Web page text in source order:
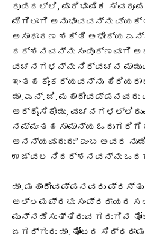
ರೂಪದಲ್ಲಿ, ಪಾರಿಭಾಷಿಕ
ಮಿಗಿಲಾಗಿ ಅನುಭಾವವನ್ನು
ಅಸಾಧಾರಣ ಶಕ್ತಿ ಅಭೇದ್ಯ
ದರ್ಶನವನ್ನು ಸಂಪೂರ್ಣವಾಗಿ
ವಚನಗಳನ್ನು ನಿರ್ವಚನ ಮಾಡುವ
ಇಂತಹ ಕೈಂಕರ್ಯವನ್ನು
ಡಾ. ಎನ್. ಜಿ.
ಅರ್ಥೈಸಿಕೊಂಡು,
ನಮ್ಮಂತಹ ಸಾಮಾನ್ಯ
ಅನನ್ಯವಾದುದು” ಎಂಬ ಅವರ
ಉಜ್ವಲ ನಿದರ್ಶನವನ್ನು
ಡಾ. ಮಹಾದೇವಪ್ಪನವರು
ಅಲ್ಲಮಪ್ರಭು ಸಂಪ್ರದಾಯದ
ಮುನ್ನಡೆಸುತ್ತಿರುವ ಗದುಗಿನ
ಜಗದ್ಗುರು ಡಾ. ತೋಂಟದ